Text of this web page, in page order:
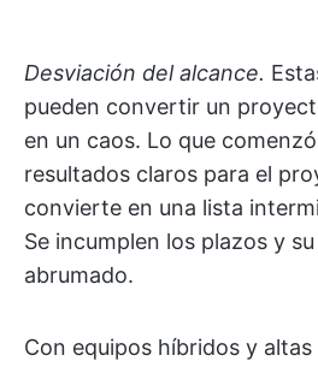
Desviación del alcance.
pueden convertir un
en un caos. Lo que
resultados claros para el
convierte en una lista
Se incumplen los plazos y
abrumado.
Con equipos híbridos y